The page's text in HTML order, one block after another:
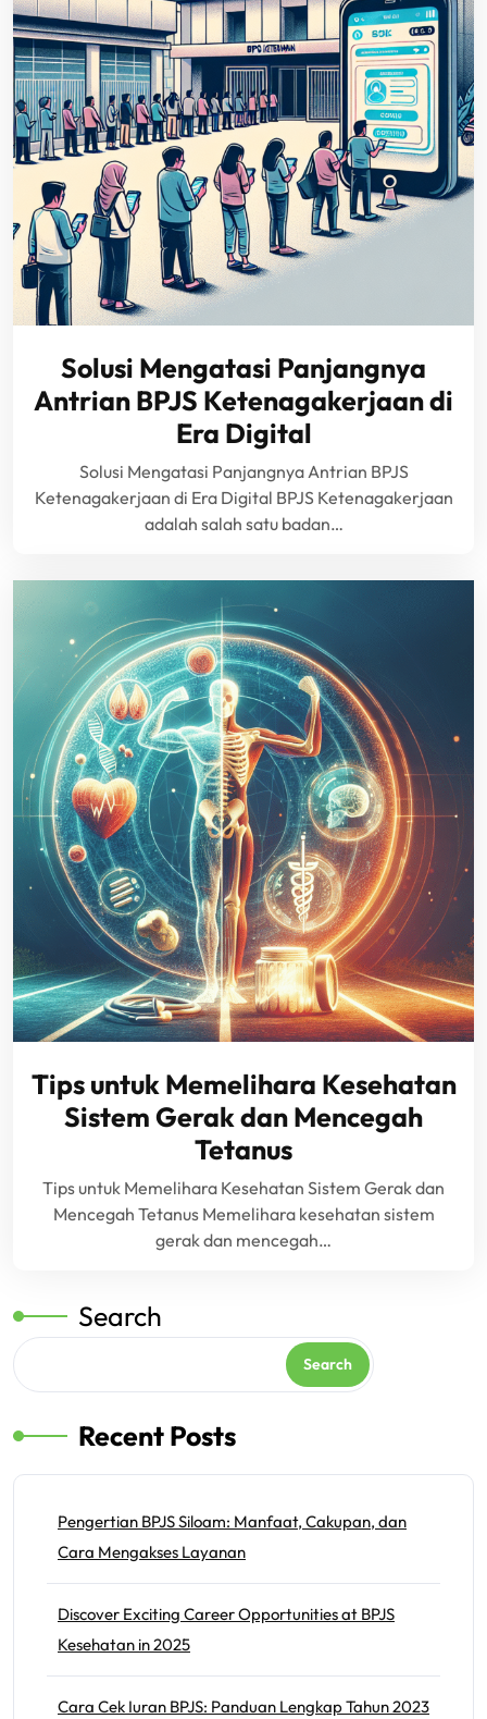
Solusi Mengatasi Panjangnya
Antrian BPJS Ketenagakerjaan di
Era Digital
Solusi Mengatasi Panjangnya Antrian BPJS
Ketenagakerjaan di Era Digital BPJS Ketenagakerjaan
adalah salah satu badan…
Tips untuk Memelihara Kesehatan
Sistem Gerak dan Mencegah
Tetanus
Tips untuk Memelihara Kesehatan Sistem Gerak dan
Mencegah Tetanus Memelihara kesehatan sistem
gerak dan mencegah…
Search
Search
Recent Posts
Pengertian BPJS Siloam: Manfaat, Cakupan, dan
Cara Mengakses Layanan
Discover Exciting Career Opportunities at BPJS
Kesehatan in 2025
Cara Cek Iuran BPJS: Panduan Lengkap Tahun 2023